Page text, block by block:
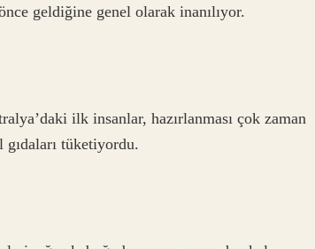
geldiğine genel olarak inanılıyor.
ilk insanlar, hazırlanması çok zaman
tüketiyordu.